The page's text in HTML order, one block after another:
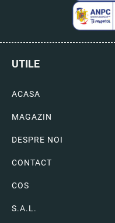
UTILE
ACASA
MAGAZIN
DESPRE NOI
CONTACT
COS
S.A.L.